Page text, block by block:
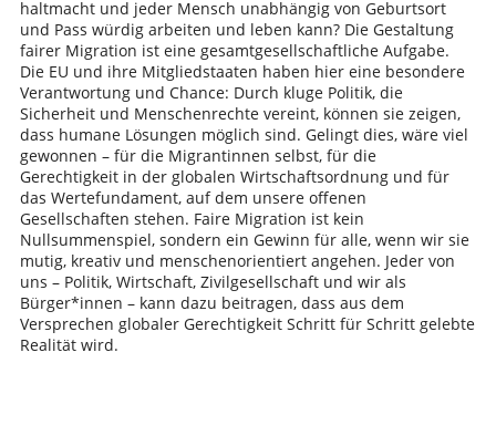
haltmacht und jeder Mensch unabhängig von Geburtsort
und Pass würdig arbeiten und leben kann? Die Gestaltung
fairer Migration ist eine gesamtgesellschaftliche Aufgabe.
Die EU und ihre Mitgliedstaaten haben hier eine besondere
Verantwortung und Chance: Durch kluge Politik, die
Sicherheit und Menschenrechte vereint, können sie zeigen,
dass humane Lösungen möglich sind. Gelingt dies, wäre viel
gewonnen – für die Migrantinnen selbst, für die
Gerechtigkeit in der globalen Wirtschaftsordnung und für
das Wertefundament, auf dem unsere offenen
Gesellschaften stehen. Faire Migration ist kein
Nullsummenspiel, sondern ein Gewinn für alle, wenn wir sie
mutig, kreativ und menschenorientiert angehen. Jeder von
uns – Politik, Wirtschaft, Zivilgesellschaft und wir als
Bürger*innen – kann dazu beitragen, dass aus dem
Versprechen globaler Gerechtigkeit Schritt für Schritt gelebte
Realität wird.